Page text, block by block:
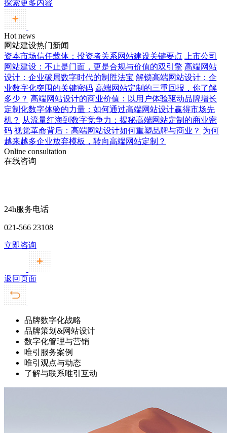
探索更多内容
Hot news
网站建设热门新闻
资本市场信任载体：投资者关系网站建设关键要点
上市公司
网站建设：不止是门面，更是合规与价值的双引擎 高端网站
设计：企业破局数字时代的制胜法宝 解锁高端网站设计：企
业数字化突围的关键密码 高端网站定制的三重回报，你了解
多少？ 高端网站设计的商业价值：以用户体验驱动品牌增长
定制化数字体验的力量：如何通过高端网站设计赢得市场先
机？ 从流量红海到数字竞争力：揭秘高端网站定制的商业密
码 视觉革命背后：高端网站设计如何重塑品牌与商业？ 为何
越来越多企业放弃模板，转向高端网站定制？
Online consultation
在线咨询
24h服务电话
021-566 23108
立即咨询
返回页面
品牌数字化战略
品牌策划&网站设计
数字化管理与营销
唯引服务案例
唯引观点与动态
了解与联系唯引互动